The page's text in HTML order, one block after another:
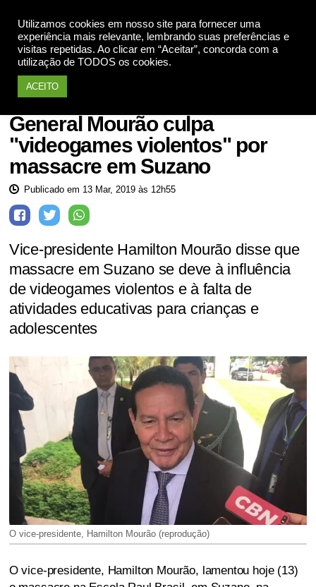
Utilizamos cookies em nosso site para fornecer uma
experiência mais relevante, lembrando suas preferências e
visitas repetidas. Ao clicar em “Aceitar”, concorda com a
utilização de TODOS os cookies.
ACEITO
Tragédia
General Mourão culpa
"videogames violentos" por
massacre em Suzano
Publicado em 13 Mar, 2019 às 12h55
Vice-presidente Hamilton Mourão disse que
massacre em Suzano se deve à influência
de videogames violentos e à falta de
atividades educativas para crianças e
adolescentes
O vice-presidente, Hamilton Mourão (reprodução)
O vice-presidente, Hamilton Mourão, lamentou hoje (13)